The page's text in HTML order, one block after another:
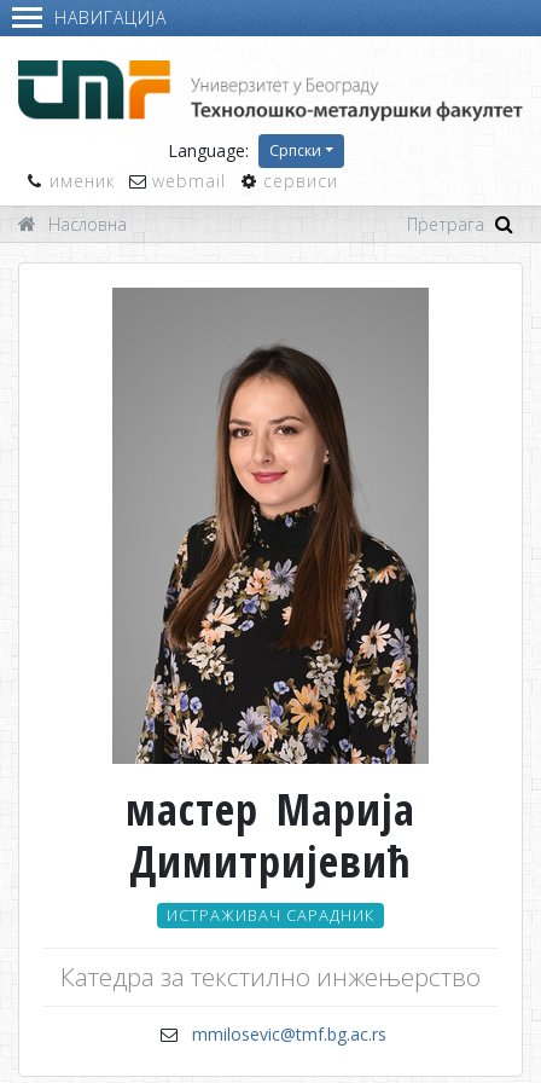
НАВИГАЦИЈА
Language: Српски
именик webmail
сервиси
Насловна
мастер Марија
Димитријевић
ИСТРАЖИВАЧ САРАДНИК
Катедра за текстилно инжењерство
mmilosevic@tmf.bg.ac.rs